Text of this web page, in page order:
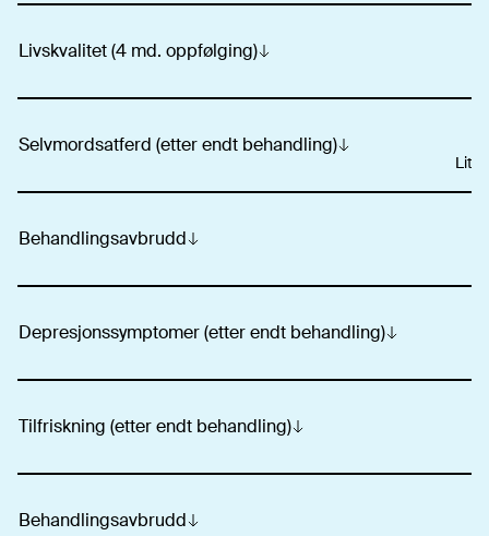
Livskvalitet (4 md. oppfølging)
Selvmordsatferd (etter endt behandling)
Behandlingsavbrudd
Depresjonssymptomer (etter endt behandling)
Tilfriskning (etter endt behandling)
Behandlingsavbrudd